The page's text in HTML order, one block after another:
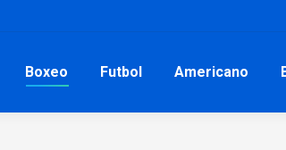
Boxeo Futbol Americano